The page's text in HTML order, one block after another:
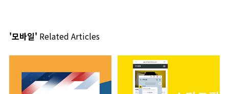
'모바일' Related Articles